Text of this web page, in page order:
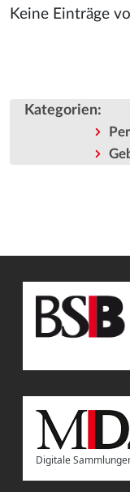
Keine Einträge
Kategorien:
Digitale